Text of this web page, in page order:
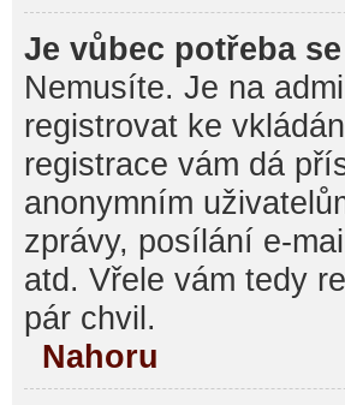
Je vůbec potřeba
Nemusíte. Je na
registrovat ke
registrace vám dá
anonymním
zprávy, posílání e-
atd. Vřele vám tedy
pár chvil.
Nahoru